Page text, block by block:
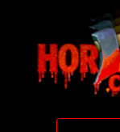
Rechercher